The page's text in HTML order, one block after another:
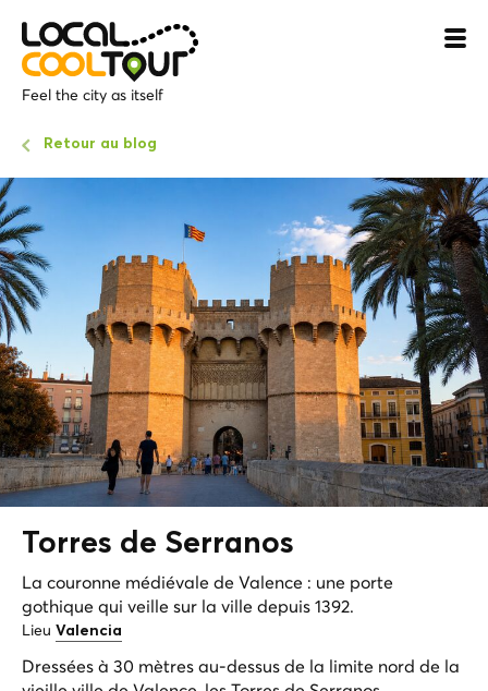
Feel the city as itself
Retour au blog
Torres de Serranos
La couronne médiévale de Valence : une porte
gothique qui veille sur la ville depuis 1392.
Lieu Valencia
Dressées à 30 mètres au-dessus de la limite nord de la